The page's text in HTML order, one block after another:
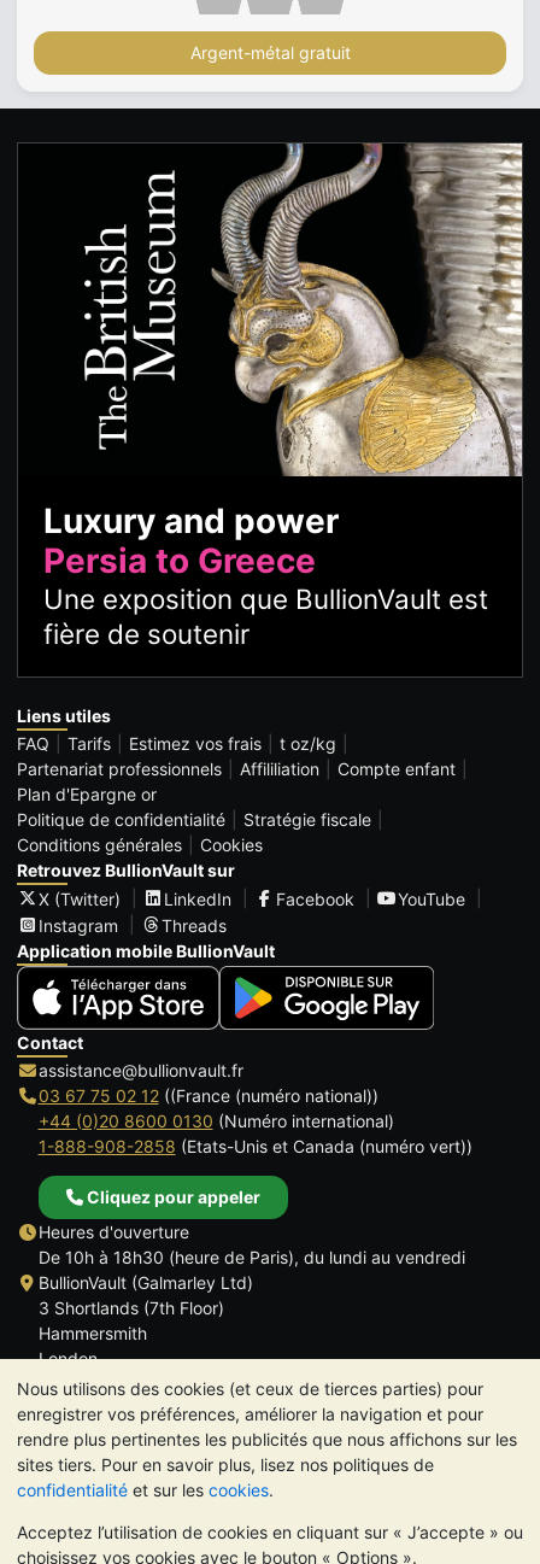
Nous utilisons des cookies (et ceux de tierces parties) pour
enregistrer vos préférences, améliorer la navigation et pour
rendre plus pertinentes les publicités que nous affichons sur les
sites tiers. Pour en savoir plus, lisez nos politiques de
confidentialité et sur les cookies.
Acceptez l’utilisation de cookies en cliquant sur « J’accepte » ou
choisissez vos cookies avec le bouton « Options ».
Argent-métal gratuit
Luxury and power
Persia to Greece
Une exposition que BullionVault est
fière de soutenir
Liens utiles
FAQ
Tarifs Estimez vos frais
t oz/kg
Partenariat professionnels
Affililiation
Compte enfant
Plan d'Epargne or
Politique de confidentialité
Stratégie fiscale
Conditions générales
Cookies
Retrouvez BullionVault sur
X (Twitter)
LinkedIn Facebook
YouTube
Instagram
Threads
Application mobile BullionVault
Contact
assistance@bullionvault.fr
03 67 75 02 12((France (numéro national))
+44 (0)20 8600 0130 (Numéro international)
1-888-908-2858 (Etats-Unis et Canada (numéro vert))
Cliquez pour appeler
Heures d'ouverture
De 10h à 18h30 (heure de Paris), du lundi au vendredi
BullionVault (Galmarley Ltd)
3 Shortlands (7th Floor)
Hammersmith
London
W6 8DA
ROYAUME UNI
TrustScore 4.6 | 534 avis
VEUILLEZ NOTER: La valeur des métaux précieux peut aussi